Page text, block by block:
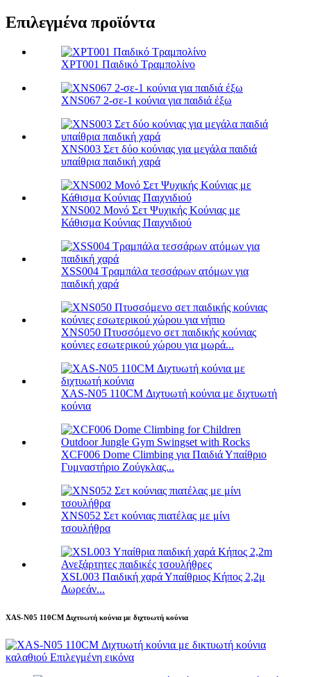
Επιλεγμένα προϊόντα
XPT001 Παιδικό Τραμπολίνο
XNS067 2-σε-1 κούνια για παιδιά έξω
XNS003 Σετ δύο κούνιας για μεγάλα παιδιά
υπαίθρια παιδική χαρά
XNS002 Μονό Σετ Ψυχικής Κούνιας με
Κάθισμα Κούνιας Παιχνιδιού
XSS004 Τραμπάλα τεσσάρων ατόμων για
παιδική χαρά
XNS050 Πτυσσόμενο σετ παιδικής κούνιας
κούνιες εσωτερικού χώρου για μωρά...
XAS-N05 110CM Διχτυωτή κούνια με διχτυωτή
κούνια
XCF006 Dome Climbing για Παιδιά Υπαίθριο
Γυμναστήριο Ζούγκλας...
XNS052 Σετ κούνιας πιατέλας με μίνι
τσουλήθρα
XSL003 Παιδική χαρά Υπαίθριος Κήπος 2,2μ
Δωρεάν...
XAS-N05 110CM Διχτυωτή κούνια με διχτυωτή κούνια